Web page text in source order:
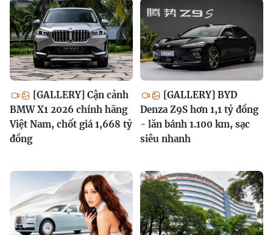
[GALLERY] Cận cảnh
BMW X1 2026 chính hãng
Việt Nam, chốt giá 1,668 tỷ
đồng
[GALLERY] BYD
Denza Z9S hơn 1,1 tỷ đồng
- lăn bánh 1.100 km, sạc
siêu nhanh